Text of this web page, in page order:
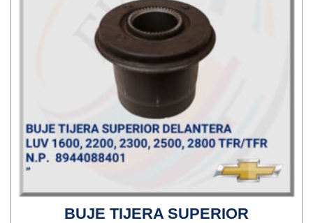
BUJE TIJERA SUPERIOR